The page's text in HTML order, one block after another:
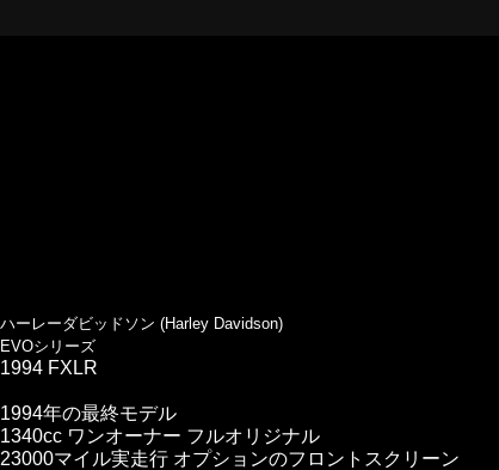
ハーレーダビッドソン (Harley Davidson)
EVOシリーズ
1994 FXLR
1994年の最終モデル
1340cc ワンオーナー フルオリジナル
23000マイル実走行 オプションのフロントスクリーン